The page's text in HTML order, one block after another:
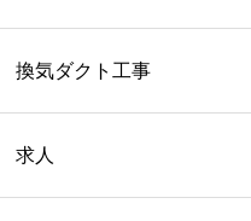
換気ダクト工事
求人